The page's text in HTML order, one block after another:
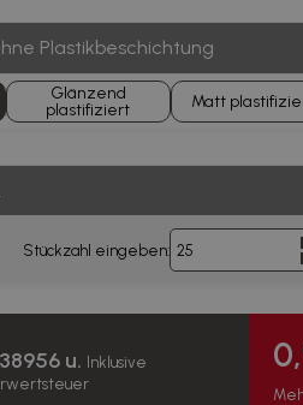
Plastikbeschichtung
Glänzend
plastifiziert
Matt
Stückzahl eingeben:
u.
Inklusive